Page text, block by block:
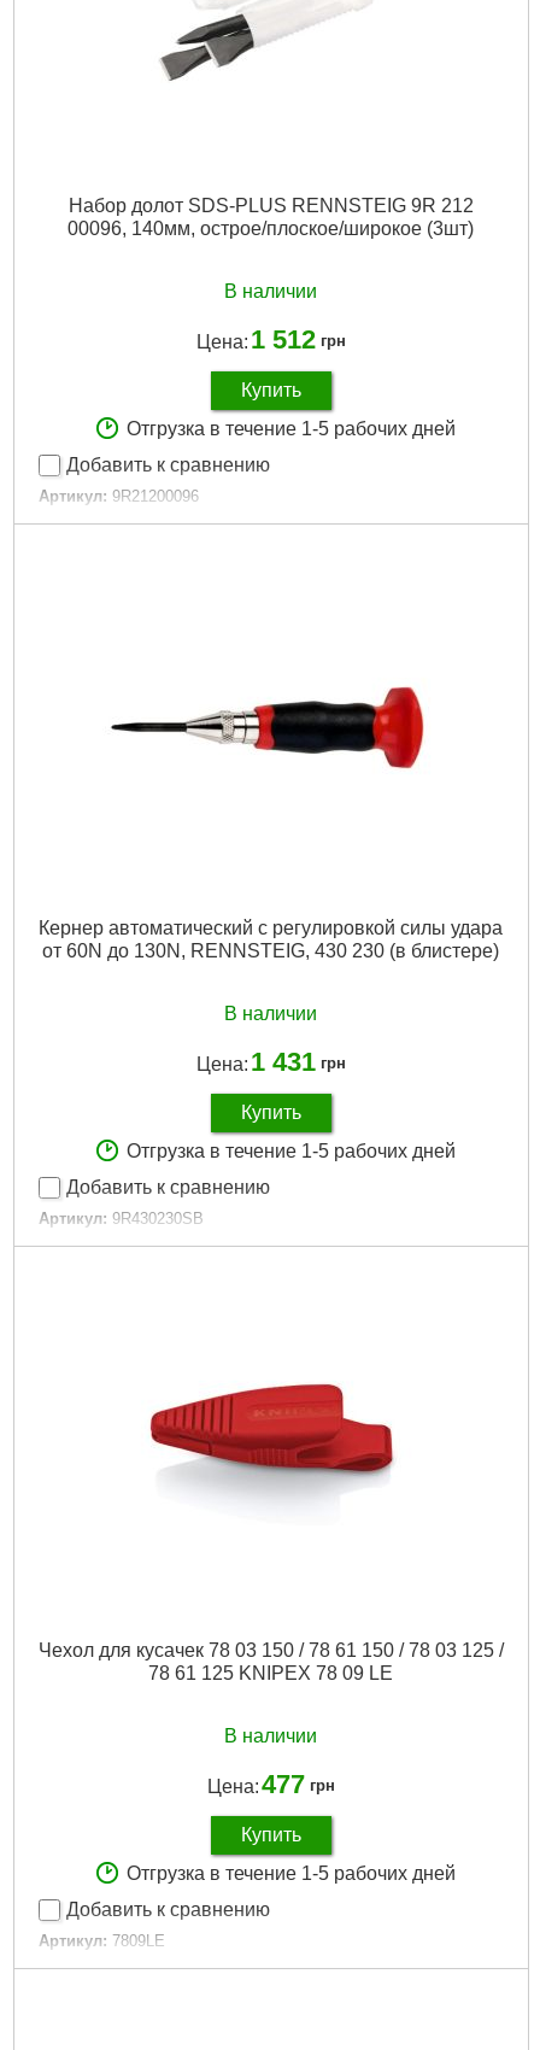
Подробнее...
Набор долот SDS-PLUS RENNSTEIG 9R 212
00096, 140мм, острое/плоское/широкое (3шт)
В наличии
Цена: 1 512 грн
Купить
Отгрузка в течение 1-5 рабочих дней
Добавить к сравнению
Артикул: 9R21200096
Код товара: 31.22.60
Кернер автоматический с регулировкой силы удара
от 60N до 130N, RENNSTEIG, 430 230 (в блистере)
В наличии
Цена: 1 431 грн
Купить
Отгрузка в течение 1-5 рабочих дней
Добавить к сравнению
Артикул: 9R430230SB
Код товара: 31.21.12
Чехол для кусачек 78 03 150 / 78 61 150 / 78 03 125 /
78 61 125 KNIPEX 78 09 LE
В наличии
Цена:477 грн
Купить
Отгрузка в течение 1-5 рабочих дней
Добавить к сравнению
Артикул: 7809LE
Код товара: 31.22.33